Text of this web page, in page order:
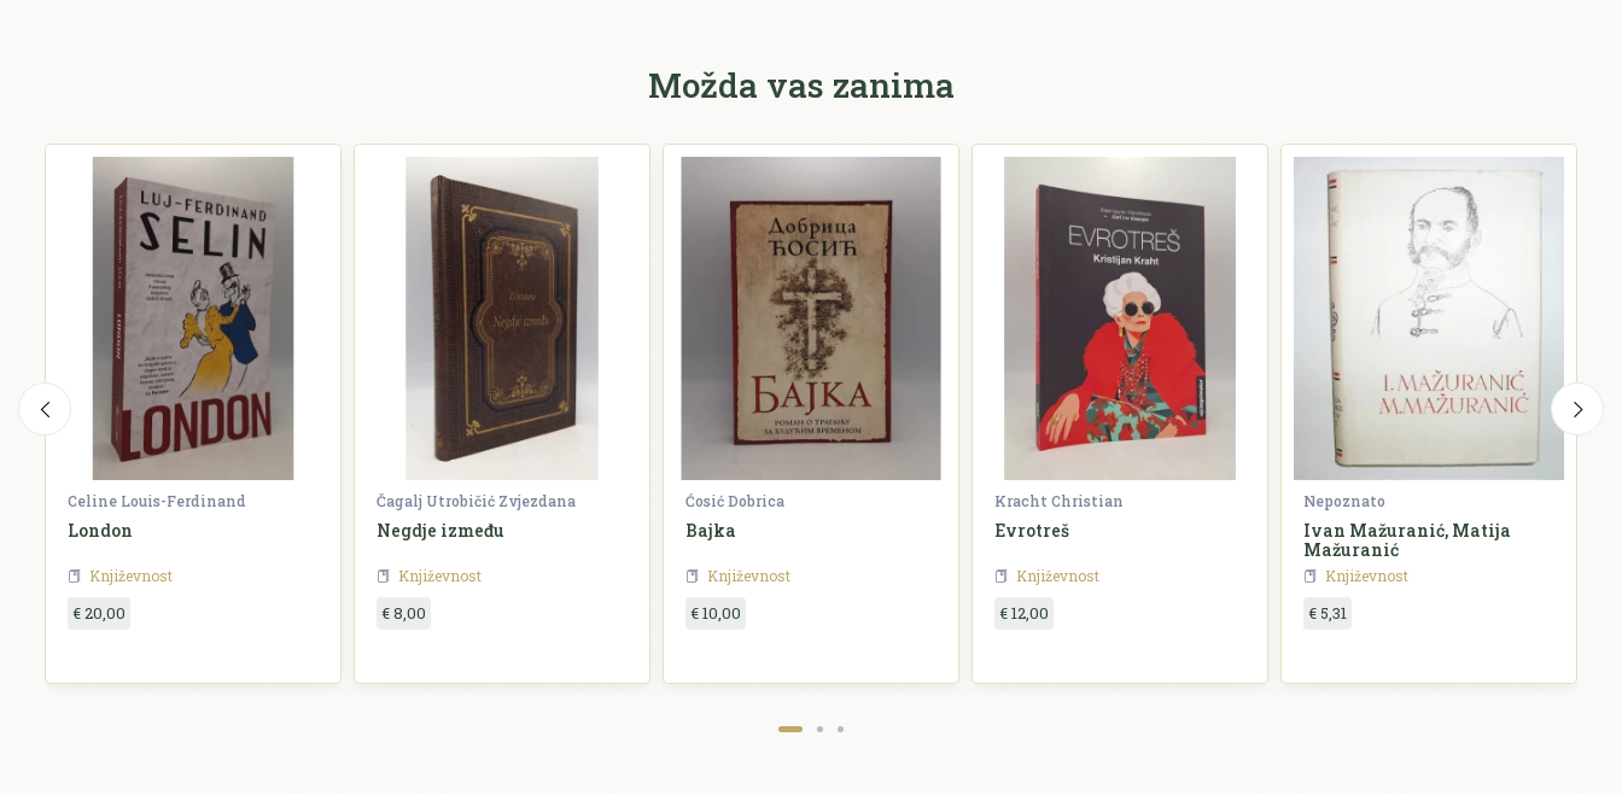
Možda vas zanima
Celine Louis-Ferdinand
London
Književnost
€ 20,00
Čagalj Utrobičić Zvjezdana
Negdje između
Književnost
€ 8,00
Ćosić Dobrica
Bajka
Književnost
€ 10,00
Kracht Christian
Evrotreš
Književnost
€ 12,00
Nepoznato
Ivan Mažuranić, Matija
Mažuranić
Književnost
€ 5,31